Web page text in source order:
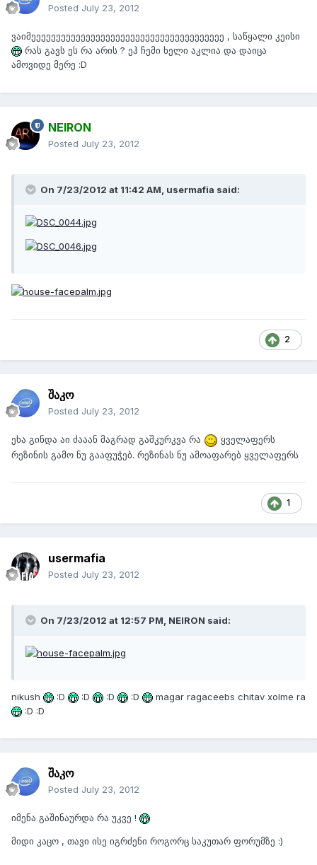
Posted July 23, 2012
ვაიმეეეეეეეეეეეეეეეეეეეეეეეეეეეეეეეეეეეეეეე , საწყალი კეისი
რას გავს ეს რა არის ? ეჰ ჩემი ხელი აკლია და დაიცა
ამოვიდე მერე :D
NEIRON
Posted July 23, 2012
On 7/23/2012 at 11:42 AM, usermafia said:
2
შაკო
Posted July 23, 2012
ეხა გინდა აი ძააან მაგრად გაშკურკვა რა
ყველაფერს
რეზინის გამო ნუ გააფუჭებ. რეზინას ნუ ამოაფარებ ყველაფერს
1
usermafia
Posted July 23, 2012
On 7/23/2012 at 12:57 PM, NEIRON said:
nikush :D :D :D :D
magar ragaceebs chitav xolme ra
:D :D
შაკო
Posted July 23, 2012
იმენა გაშინაურდა რა უკვე !
მიდი კაცო , თავი ისე იგრძენი როგორც საკუთარ ფორუმზე :)